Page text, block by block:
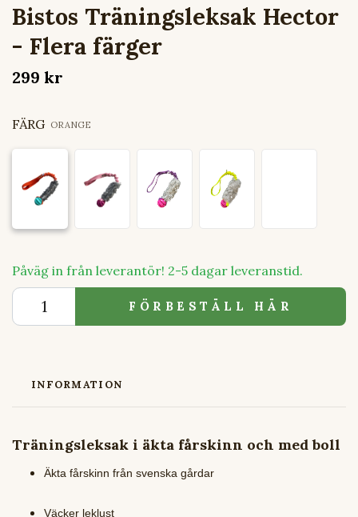
Bistos Träningsleksak Hector
- Flera färger
299 kr
FÄRG ORANGE
Påväg in från leverantör! 2-5 dagar leveranstid.
FÖRBESTÄLL HÄR
INFORMATION
Träningsleksak i äkta fårskinn och med boll
Äkta fårskinn från svenska gårdar
Väcker leklust